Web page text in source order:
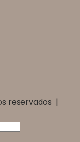
reservados |